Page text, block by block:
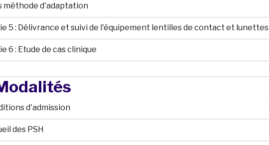
méthode d'adaptation
5 : Délivrance et suivi de l'équipement lentilles de contact et lunettes
6 : Etude de cas clinique
d'admission
des PSH